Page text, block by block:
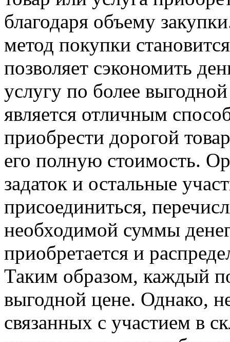
благодаря объему
метод покупки
позволяет сэкономить
услугу по более
является отличным
приобрести дорогой
его полную стоимость.
задаток и остальные
присоединиться,
необходимой суммы
приобретается и
Таким образом, каждый
выгодной цене. Однако,
связанных с участием в